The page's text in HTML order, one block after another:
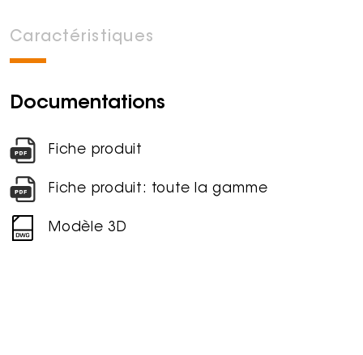
Caractéristiques
Documentations
Fiche produit
Fiche produit: toute la gamme
Modèle 3D